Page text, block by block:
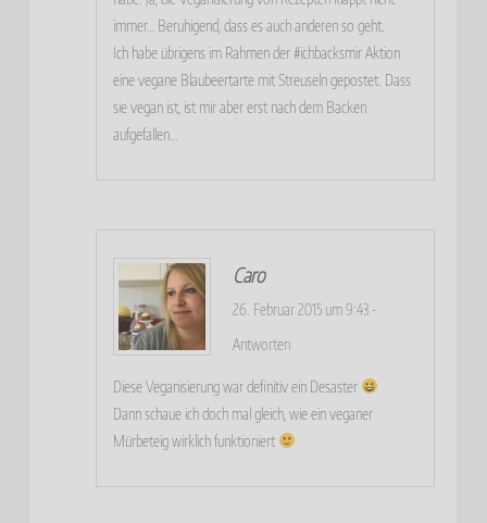
immer… Beruhigend, dass es auch anderen so geht.
Ich habe übrigens im Rahmen der #ichbacksmir Aktion
eine vegane Blaubeertarte mit Streuseln gepostet. Dass
sie vegan ist, ist mir aber erst nach dem Backen
aufgefallen…
Caro
26. Februar 2015 um 9:43 -
Antworten
Diese Veganisierung war definitiv ein Desaster
Dann schaue ich doch mal gleich, wie ein veganer
Mürbeteig wirklich funktioniert